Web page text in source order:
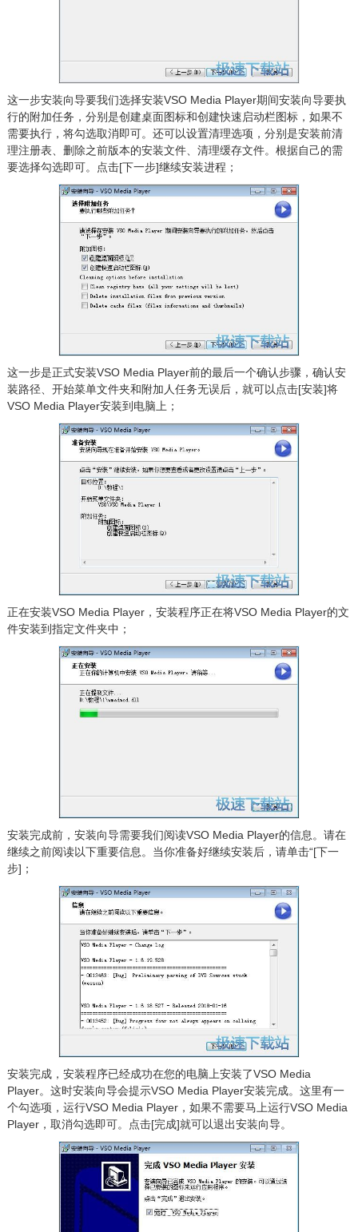
这一步安装向导要我们选择安装VSO Media Player期间安装向导要执
行的附加任务，分别是创建桌面图标和创建快速启动栏图标，如果不
需要执行，将勾选取消即可。还可以设置清理选项，分别是安装前清
理注册表、删除之前版本的安装文件、清理缓存文件。根据自己的需
要选择勾选即可。点击[下一步]继续安装进程；
这一步是正式安装VSO Media Player前的最后一个确认步骤，确认安
装路径、开始菜单文件夹和附加人任务无误后，就可以点击[安装]将
VSO Media Player安装到电脑上；
正在安装VSO Media Player，安装程序正在将VSO Media Player的文
件安装到指定文件夹中；
安装完成前，安装向导需要我们阅读VSO Media Player的信息。请在
继续之前阅读以下重要信息。当你准备好继续安装后，请单击“[下一
步]；
安装完成，安装程序已经成功在您的电脑上安装了VSO Media
Player。这时安装向导会提示VSO Media Player安装完成。这里有一
个勾选项，运行VSO Media Player，如果不需要马上运行VSO Media
Player，取消勾选即可。点击[完成]就可以退出安装向导。